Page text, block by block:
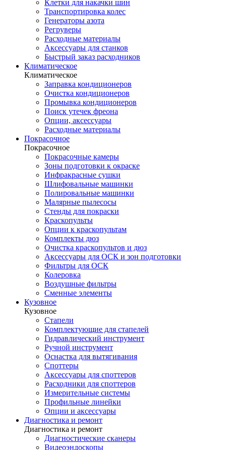
Клетки для накачки шин
Транспортировка колес
Генераторы азота
Регруверы
Расходные материалы
Аксессуары для станков
Быстрый заказ расходников
Климатическое
Климатическое
Заправка кондиционеров
Очистка кондиционеров
Промывка кондиционеров
Поиск утечек фреона
Опции, аксессуары
Расходные материалы
Покрасочное
Покрасочное
Покрасочные камеры
Зоны подготовки к окраске
Инфракрасные сушки
Шлифовальные машинки
Полировальные машинки
Малярные пылесосы
Стенды для покраски
Краскопульты
Опции к краскопультам
Комплекты дюз
Очистка краскопультов и дюз
Аксессуары для ОСК и зон подготовки
Фильтры для ОСК
Колеровка
Воздушные фильтры
Сменные элементы
Кузовное
Кузовное
Стапели
Комплектующие для стапелей
Гидравлический инструмент
Ручной инструмент
Оснастка для вытягивания
Споттеры
Аксессуары для споттеров
Расходники для споттеров
Измерительные системы
Профильные линейки
Опции и аксессуары
Диагностика и ремонт
Диагностика и ремонт
Диагностические сканеры
Видеоэндоскопы